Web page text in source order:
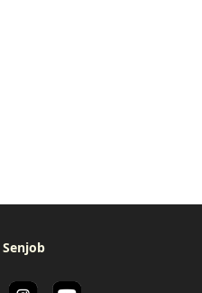
Senjob